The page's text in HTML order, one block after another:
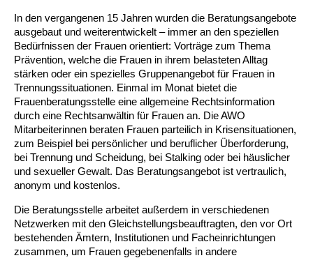
Kindertagesstätte Langes Feld “Deisterspatzen”
Kindertagesstätte Moorlilienweg /
Familienzentrum
Kindertagesstätte Petermannstraße /
Familienzentrum
Kindertagesstätte Pfarrlandplatz
Kindertagesstätte Rosenbergstraße
Kindertagesstätte Schneiderberg
Kindertagesstätte Johannes-Lau-Hof
Kindertagesstätte Kapellenbrink /
Familienzentrum
Kindertagesstätte Klaus-Müller-Kilian-Weg /
“Mäuseburg” / Familienzentrum
Kindertagesstätte König-Ludwig-Straße
Kindertagesstätte Langes Feld “Deisterspatzen”
Offene Sprach-Sprechstunde
Kindertagesstätte Moorlilienweg /
Familienzentrum
In den vergangenen 15 Jahren wurden die Beratungsangebote
ausgebaut und weiterentwickelt – immer an den speziellen
Bedürfnissen der Frauen orientiert: Vorträge zum Thema
Prävention, welche die Frauen in ihrem belasteten Alltag
stärken oder ein spezielles Gruppenangebot für Frauen in
Trennungssituationen. Einmal im Monat bietet die
Frauenberatungsstelle eine allgemeine Rechtsinformation
durch eine Rechtsanwältin für Frauen an. Die AWO
Mitarbeiterinnen beraten Frauen parteilich in Krisensituationen,
zum Beispiel bei persönlicher und beruflicher Überforderung,
bei Trennung und Scheidung, bei Stalking oder bei häuslicher
und sexueller Gewalt. Das Beratungsangebot ist vertraulich,
anonym und kostenlos.
Die Beratungsstelle arbeitet außerdem in verschiedenen
Netzwerken mit den Gleichstellungsbeauftragten, den vor Ort
bestehenden Ämtern, Institutionen und Facheinrichtungen
zusammen, um Frauen gegebenenfalls in andere